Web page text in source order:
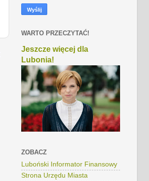
WARTO PRZECZYTAĆ!
Jeszcze więcej dla
Lubonia!
ZOBACZ
Luboński Informator Finansowy
Strona Urzędu Miasta